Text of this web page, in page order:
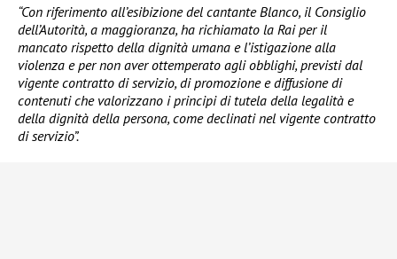
“Con riferimento all’esibizione del cantante Blanco, il Consiglio
dell’Autorità, a maggioranza, ha richiamato la Rai per il
mancato rispetto della dignità umana e l’istigazione alla
violenza e per non aver ottemperato agli obblighi, previsti dal
vigente contratto di servizio, di promozione e diffusione di
contenuti che valorizzano i principi di tutela della legalità e
della dignità della persona, come declinati nel vigente contratto
di servizio”.